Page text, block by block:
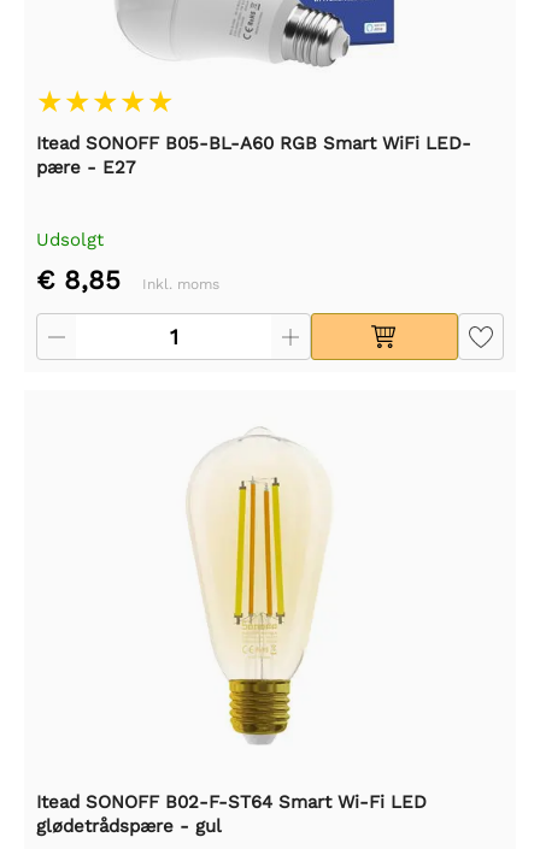
Itead SONOFF B05-BL-A60 RGB Smart WiFi LED-
pære - E27
Udsolgt
€ 8,85 Inkl. moms
Itead SONOFF B02-F-ST64 Smart Wi-Fi LED
glødetrådspære - gul